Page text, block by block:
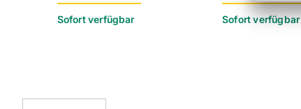
Sofort verfügbar Sofort verfügbar